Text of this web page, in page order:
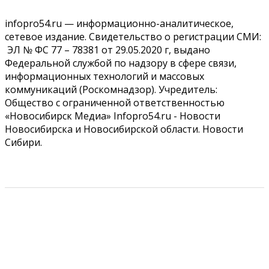
Новосибирской области
07 Августа 2026, 15:00
Финансы
Расходы новосибирцев на спорт выросли на 40% за
полгода
07 Августа 2026, 14:35
Сибирские аграрии увеличивают посевы горчицы
07 Августа 2026, 14:00
infopro54.ru — информационно-аналитическое,
сетевое издание. Свидетельство о регистрации СМИ:
ЭЛ № ФС 77 – 78381 от 29.05.2020 г, выдано
Федеральной службой по надзору в сфере связи,
информационных технологий и массовых
коммуникаций (Роскомнадзор). Учредитель:
Общество с ограниченной ответственностью
«Новосибирск Медиа» Infopro54.ru - Новости
Новосибирска и Новосибирской области. Новости
Сибири.